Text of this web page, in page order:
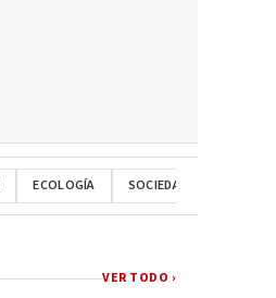
ECOLOGÍA SOCIEDAD
VER TODO ›